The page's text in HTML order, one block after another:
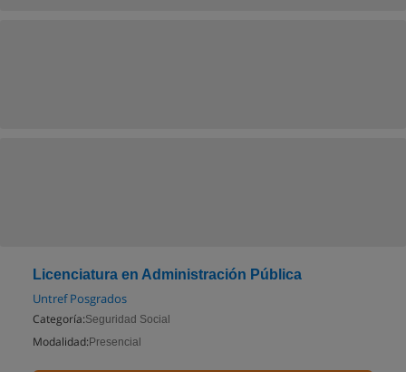
Licenciatura en Administración Pública
Untref Posgrados
Categoría:Seguridad Social
Modalidad: Presencial